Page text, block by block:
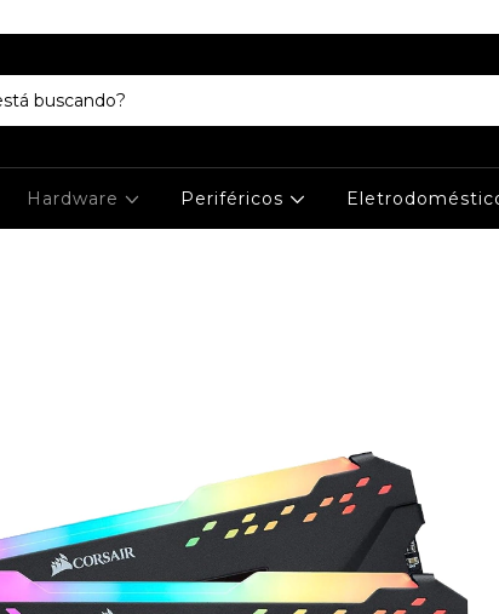
Hardware Periféricos